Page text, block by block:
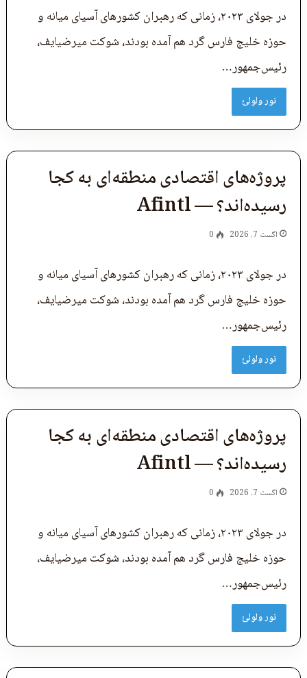
در جولای ۲۰۲۳، زمانی که رهبران کشورهای آسیای میانه و
حوزه خلیج فارس گرد هم آمده بودند، شوکت میرضیایف،
رئیس‌جمهور…
نور ولولئ
پروژه‌های اقتصادی منطقه‌ای به کجا
رسیده‌اند؟ — Afintl
اگست 7, 2026 0
در جولای ۲۰۲۳، زمانی که رهبران کشورهای آسیای میانه و
حوزه خلیج فارس گرد هم آمده بودند، شوکت میرضیایف،
رئیس‌جمهور…
نور ولولئ
پروژه‌های اقتصادی منطقه‌ای به کجا
رسیده‌اند؟ — Afintl
اگست 7, 2026 0
در جولای ۲۰۲۳، زمانی که رهبران کشورهای آسیای میانه و
حوزه خلیج فارس گرد هم آمده بودند، شوکت میرضیایف،
رئیس‌جمهور…
نور ولولئ